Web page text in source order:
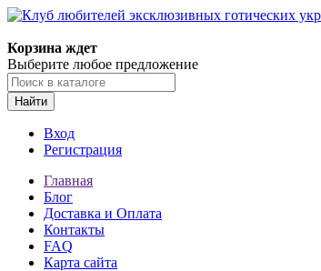
Корзина ждет
Выберите любое предложение
Найти
Вход
Регистрация
Главная
Блог
Доставка и Оплата
Контакты
FAQ
Карта сайта